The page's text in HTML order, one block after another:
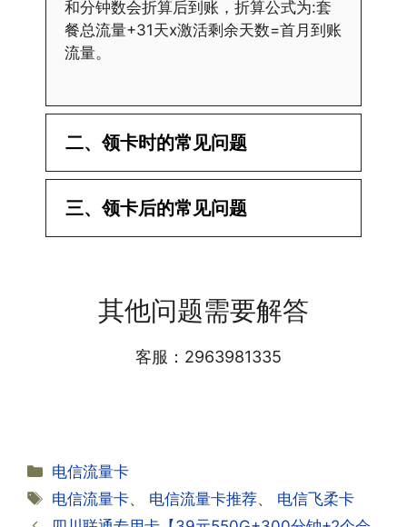
和分钟数会折算后到账，折算公式为:套
餐总流量+31天x激活剩余天数=首月到账
流量。
二、领卡时的常见问题
·1.已经操作激活了怎么没有网?还不能使
用呢?
详细套餐，这就说明已激活成功!耗时一
早上才可以进行人工审核;快递激活的基
·2.激活成功了，我怎么查套餐呢?
答:下载对应运营商的官方手机营业厅
三、领卡后的常见问题
小哥处参加活动充值，后续充值就是任意
业厅都可以;
信大部分都没有合约期，每一个卡的产品
资料都有详细的注销流程和注意事项;
其他问题需要解答
客服：2963981335
分
类
电信流量卡
标
签
电信流量卡、 电信流量卡推荐、 电信飞柔卡